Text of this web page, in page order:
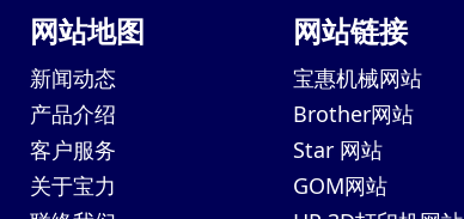
网站地图
新闻动态
产品介绍
客户服务
关于宝力
网站链接
宝惠机械网站
Brother网站
Star 网站
GOM网站